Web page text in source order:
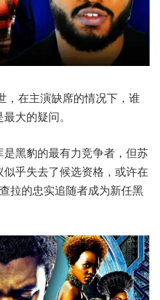
，在主演缺席的情况下，谁
大的疑问。
黑豹的最有力竞争者，但苏
乎失去了候选资格，或许在
拉的忠实追随者成为新任黑